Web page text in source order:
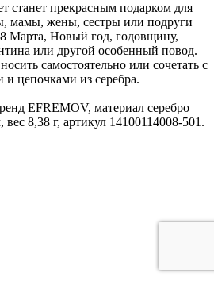
станет прекрасным подарком для
мамы, жены, сестры или подруги
Марта, Новый год, годовщину,
или другой особенный повод.
самостоятельно или сочетать с
и цепочками из серебра.
EFREMOV, материал серебро
вес 8,38 г, артикул 14100114008-501.